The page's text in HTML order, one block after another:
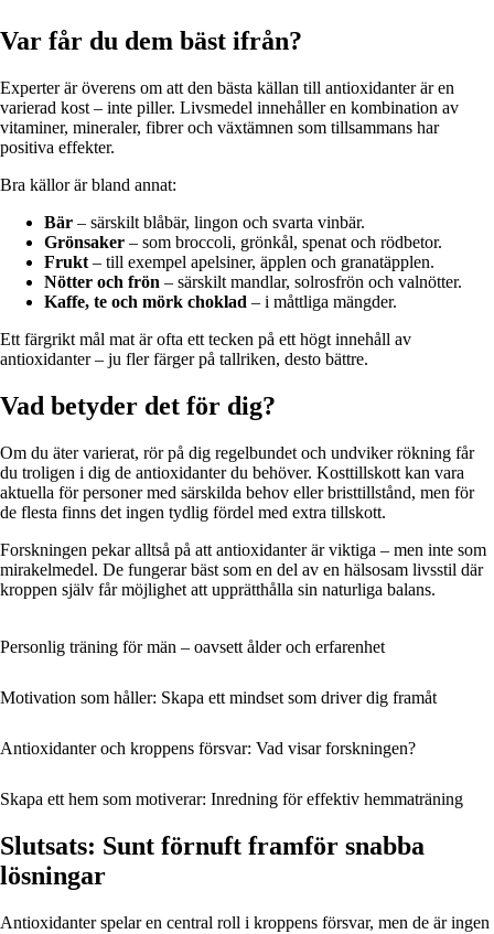
Var får du dem bäst ifrån?
Experter är överens om att den bästa källan till antioxidanter är en
varierad kost – inte piller. Livsmedel innehåller en kombination av
vitaminer, mineraler, fibrer och växtämnen som tillsammans har
positiva effekter.
Bra källor är bland annat:
Bär – särskilt blåbär, lingon och svarta vinbär.
Grönsaker – som broccoli, grönkål, spenat och rödbetor.
Frukt – till exempel apelsiner, äpplen och granatäpplen.
Nötter och frön – särskilt mandlar, solrosfrön och valnötter.
Kaffe, te och mörk choklad – i måttliga mängder.
Ett färgrikt mål mat är ofta ett tecken på ett högt innehåll av
antioxidanter – ju fler färger på tallriken, desto bättre.
Vad betyder det för dig?
Om du äter varierat, rör på dig regelbundet och undviker rökning får
du troligen i dig de antioxidanter du behöver. Kosttillskott kan vara
aktuella för personer med särskilda behov eller bristtillstånd, men för
de flesta finns det ingen tydlig fördel med extra tillskott.
Forskningen pekar alltså på att antioxidanter är viktiga – men inte som
mirakelmedel. De fungerar bäst som en del av en hälsosam livsstil där
kroppen själv får möjlighet att upprätthålla sin naturliga balans.
Personlig träning för män – oavsett ålder och erfarenhet
Motivation som håller: Skapa ett mindset som driver dig framåt
Antioxidanter och kroppens försvar: Vad visar forskningen?
Skapa ett hem som motiverar: Inredning för effektiv hemmaträning
Slutsats: Sunt förnuft framför snabba
lösningar
Antioxidanter spelar en central roll i kroppens försvar, men de är ingen